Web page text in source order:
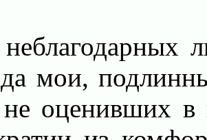
мои,
не оценивших в